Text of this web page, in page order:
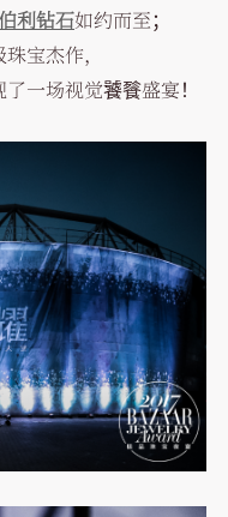
利钻石如约而至；
宝杰作，
一场视觉饕餮盛宴！